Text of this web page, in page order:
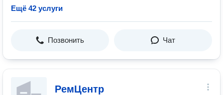
Ещё 42 услуги
Позвонить Чат
РемЦентр